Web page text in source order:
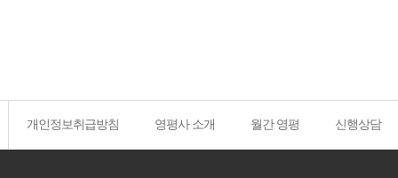
개인정보취급방침 영평사 소개 월간 영평 신행상담